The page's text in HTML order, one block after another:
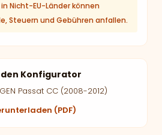
Nicht-EU-Länder können
Steuern und Gebühren anfallen.
Konfigurator
Passat CC (2008-2012)
(PDF)